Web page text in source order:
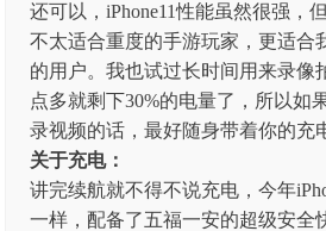
还可以，iPhone11性能虽然很强，
不太适合重度的手游玩家，更适合
的用户。我也试过长时间用来录像
点多就剩下30%的电量了，所以如
录视频的话，最好随身带着你的充
关于充电：
讲完续航就不得不说充电，今年
一样，配备了五福一安的超级安全